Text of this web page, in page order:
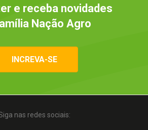
e receba novidades
Nação Agro
INCREVA-SE
nas redes sociais: